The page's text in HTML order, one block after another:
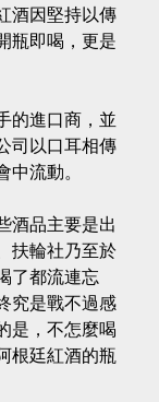
酒因堅持以傳
瓶即喝，更是
的進口商，並
司以口耳相傳
中流動。
酒品主要是出
扶輪社乃至於
了都流連忘
究是戰不過感
是，不怎麼喝
根廷紅酒的瓶